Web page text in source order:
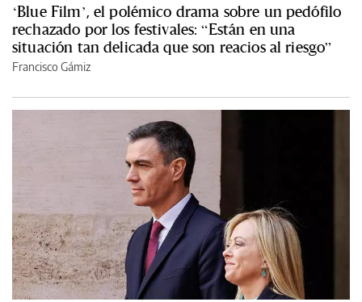
‘Blue Film’, el polémico drama sobre un pedófilo
rechazado por los festivales: “Están en una
situación tan delicada que son reacios al riesgo”
Francisco Gámiz